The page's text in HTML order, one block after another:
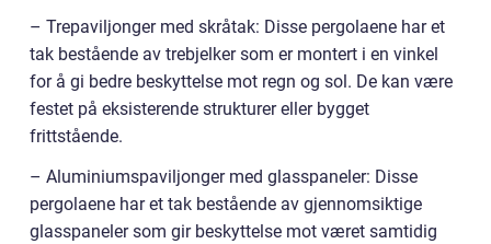
– Trepaviljonger med skråtak: Disse pergolaene har et
tak bestående av trebjelker som er montert i en vinkel
for å gi bedre beskyttelse mot regn og sol. De kan være
festet på eksisterende strukturer eller bygget
frittstående.
– Aluminiumspaviljonger med glasspaneler: Disse
pergolaene har et tak bestående av gjennomsiktige
glasspaneler som gir beskyttelse mot været samtidig